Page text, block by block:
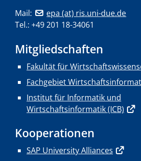
Mail:
epa (at) ris.uni-due.de
Tel.: +49 201 18-34061
Mitgliedschaften
Fakultät für
Fachgebiet
Institut für Informatik und
Wirtschaftsinformatik (ICB)
Kooperationen
SAP University Alliances